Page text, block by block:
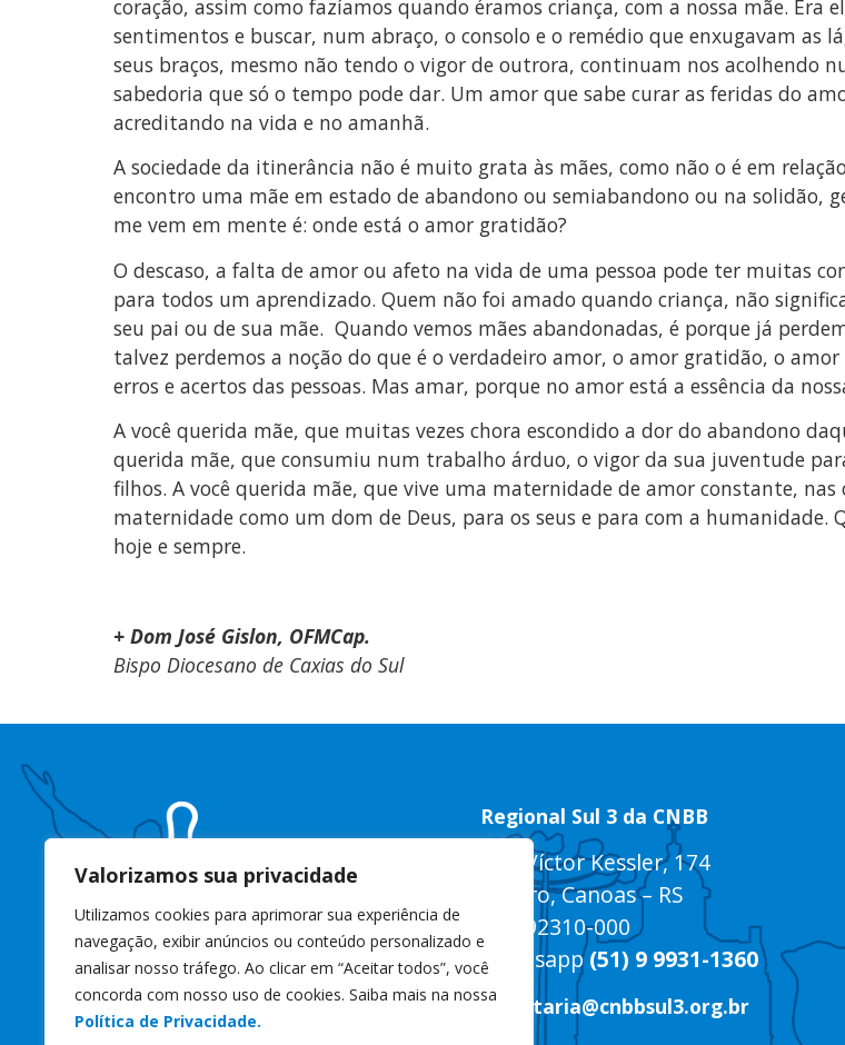
Valorizamos sua privacidade
Utilizamos cookies para aprimorar sua experiência de
navegação, exibir anúncios ou conteúdo personalizado e
analisar nosso tráfego. Ao clicar em “Aceitar todos”, você
concorda com nosso uso de cookies. Saiba mais na nossa
Política de Privacidade.
coração, assim como fazíamos quando éramos criança, com a nossa mãe. Era
sentimentos e buscar, num abraço, o consolo e o remédio que enxugavam as
seus braços, mesmo não tendo o vigor de outrora, continuam nos acolhendo
sabedoria que só o tempo pode dar. Um amor que sabe curar as feridas do
acreditando na vida e no amanhã.
A sociedade da itinerância não é muito grata às mães, como não o é em
encontro uma mãe em estado de abandono ou semiabandono ou na solidão,
me vem em mente é: onde está o amor gratidão?
O descaso, a falta de amor ou afeto na vida de uma pessoa pode ter muitas
para todos um aprendizado. Quem não foi amado quando criança, não
seu pai ou de sua mãe. Quando vemos mães abandonadas, é porque já
talvez perdemos a noção do que é o verdadeiro amor, o amor gratidão, o
erros e acertos das pessoas. Mas amar, porque no amor está a essência da
A você querida mãe, que muitas vezes chora escondido a dor do abandono
querida mãe, que consumiu num trabalho árduo, o vigor da sua juventude
filhos. A você querida mãe, que vive uma maternidade de amor constante, nas
maternidade como um dom de Deus, para os seus e para com a humanidade.
hoje e sempre.
+ Dom José Gislon, OFMCap.
Bispo Diocesano de Caxias do Sul
Regional Sul 3 da CNBB
Rua Víctor Kessler, 174
Centro, Canoas – RS
CEP 92310-000
Whatsapp(51) 9 9931-1360
secretaria@cnbbsul3.org.br